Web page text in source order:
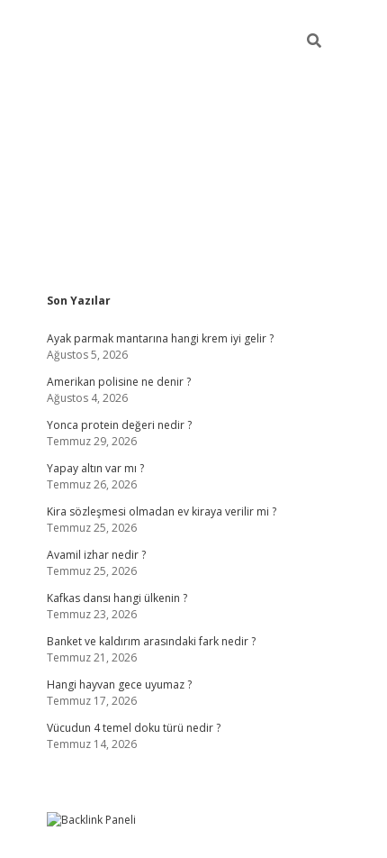
Sidebar
Son Yazılar
Ayak parmak mantarına hangi krem iyi gelir ?
Ağustos 5, 2026
Amerikan polisine ne denir ?
Ağustos 4, 2026
Yonca protein değeri nedir ?
Temmuz 29, 2026
Yapay altın var mı ?
Temmuz 26, 2026
Kira sözleşmesi olmadan ev kiraya verilir mi ?
Temmuz 25, 2026
Avamil izhar nedir ?
Temmuz 25, 2026
Kafkas dansı hangi ülkenin ?
Temmuz 23, 2026
Banket ve kaldırım arasındaki fark nedir ?
Temmuz 21, 2026
Hangi hayvan gece uyumaz ?
Temmuz 17, 2026
Vücudun 4 temel doku türü nedir ?
Temmuz 14, 2026